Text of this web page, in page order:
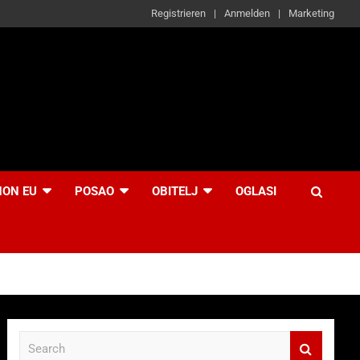
Registrieren Anmelden Marketing
EU POSAO OBITELJ OGLASI